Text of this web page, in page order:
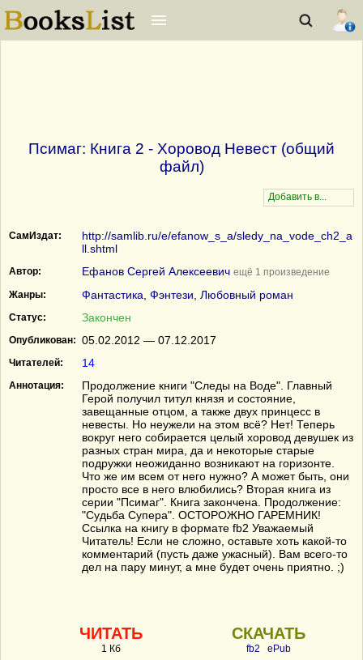
Псимаг: Книга 2 - Хоровод Невест (общий
файл)
СамИздат:
http://samlib.ru/e/efanow_s_a/sledy_na_vode_ch2_a
ll.shtml
Автор: Ефанов Сергей Алексеевич ещё 1 произведение
Жанры:
Фантастика Фэнтези Любовный роман
Статус: Закончен
Опубликован: 05.02.2012 — 07.12.2017
Читателей: 14
Аннотация:
Продолжение книги "Следы на Воде". Главный
Герой получил титул князя и состояние,
завещанные отцом, а также двух принцесс в
невесты. Но неужели на этом всё? Нет! Теперь
вокруг него собирается целый хоровод девушек из
разных стран мира, да и некоторые старые
подружки неожиданно возникают на горизонте.
Что же им всем от него нужно? А может быть, они
просто все в него влюбились? Вторая книга из
серии "Псимаг". Книга закончена. Продолжение:
"Судьба Супера". ОСТОРОЖНО ГАРЕМНИК!
Ссылка на книгу в формате fb2 Уважаемый
Читатель! Если не сложно, оставьте хоть какой-то
комментарий (пусть даже ужасный). Вам всего-то
дел на пару минут, а мне будет очень приятно. ;)
ЧИТАТЬ
1 Кб
СКАЧАТЬ
fb2 ePub